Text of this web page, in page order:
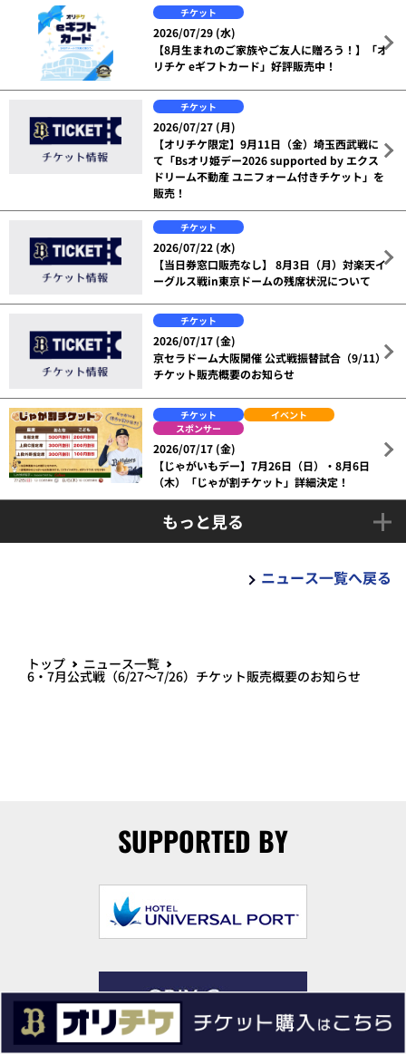
チケット
2026/07/29 (水)
【8月生まれのご家族やご友人に贈ろう！】「オ
リチケ eギフトカード」好評販売中！
チケット
2026/07/27 (月)
【オリチケ限定】9月11日（金）埼玉西武戦に
て「Bsオリ姫デー2026 supported by エクス
ドリーム不動産 ユニフォーム付きチケット」を
販売！
チケット
2026/07/22 (水)
【当日券窓口販売なし】 8月3日（月）対楽天イ
ーグルス戦in東京ドームの残席状況について
チケット
2026/07/17 (金)
京セラドーム大阪開催 公式戦振替試合（9/11）
チケット販売概要のお知らせ
チケット
イベント
スポンサー
2026/07/17 (金)
【じゃがいもデー】7月26日（日）・8月6日
（木）「じゃが割チケット」詳細決定！
もっと見る
ニュース一覧へ戻る
トップ ニュース一覧
6・7月公式戦（6/27～7/26）チケット販売概要のお知らせ
SUPPORTED BY